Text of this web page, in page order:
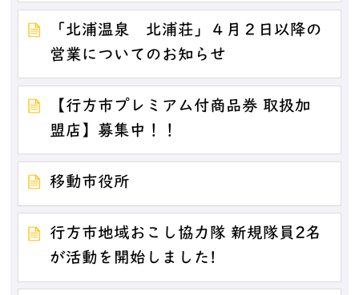
「北浦温泉 北浦荘」４月２日以降の
営業についてのお知らせ
【行方市プレミアム付商品券 取扱加
盟店】募集中！！
移動市役所
行方市地域おこし協力隊 新規隊員2名
が活動を開始しました!